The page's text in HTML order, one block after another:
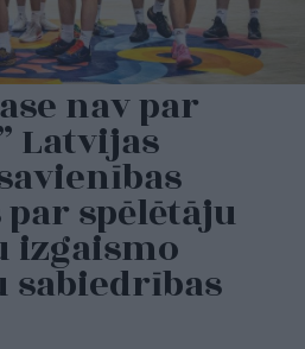
nav par
Latvijas
spēlētāju
izgaismo